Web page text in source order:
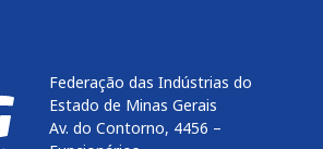
Federação das Indústrias do
Estado de Minas Gerais
Av. do Contorno, 4456 –